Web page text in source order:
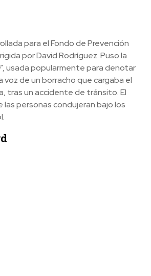
para el Fondo de Prevención
por David Rodríguez. Puso la
”, usada popularmente para denotar
voz de un borracho que cargaba el
tras un accidente de tránsito. El
personas condujeran bajo los